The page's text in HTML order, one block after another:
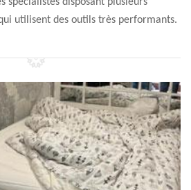
utilisent des outils très performants.